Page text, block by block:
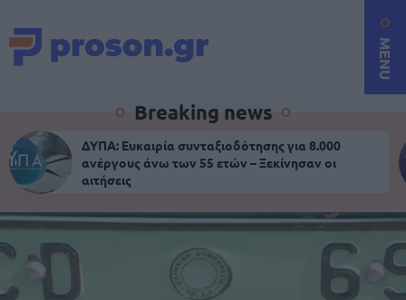
MENU
Breaking news
ΔΥΠΑ: Ευκαιρία συνταξιοδότησης για 8.000
ανέργους άνω των 55 ετών – Ξεκίνησαν οι
αιτήσεις